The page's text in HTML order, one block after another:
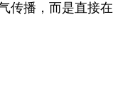
传播，而是直接在